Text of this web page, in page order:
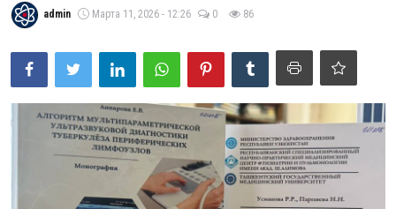
Лента
Контакты
Цифровые коллекции
История здравоохранения Узбекистана
admin Марта 11, 2026 - 12:26 0 86